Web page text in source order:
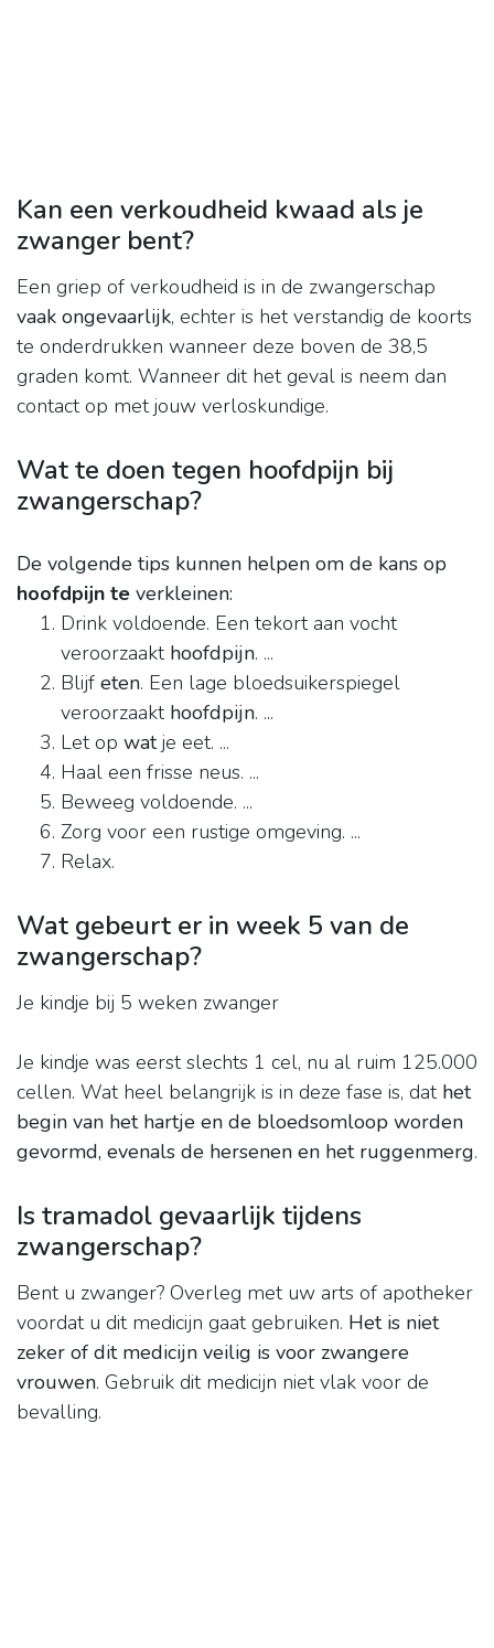
Kan een verkoudheid kwaad als je
zwanger bent?
Een griep of verkoudheid is in de zwangerschap
vaak ongevaarlijk, echter is het verstandig de koorts
te onderdrukken wanneer deze boven de 38,5
graden komt. Wanneer dit het geval is neem dan
contact op met jouw verloskundige.
Wat te doen tegen hoofdpijn bij
zwangerschap?
De volgende tips kunnen helpen om de kans op
hoofdpijn te verkleinen:
Drink voldoende. Een tekort aan vocht
veroorzaakt hoofdpijn. ...
Blijf eten. Een lage bloedsuikerspiegel
veroorzaakt hoofdpijn. ...
Let op watje eet. ...
Haal een frisse neus. ...
Beweeg voldoende. ...
Zorg voor een rustige omgeving. ...
Relax.
Wat gebeurt er in week 5 van de
zwangerschap?
Je kindje bij 5 weken zwanger
Je kindje was eerst slechts 1 cel, nu al ruim 125.000
cellen. Wat heel belangrijk is in deze fase is, dat het
begin van het hartje en de bloedsomloop worden
gevormd, evenals de hersenen en het ruggenmerg.
Is tramadol gevaarlijk tijdens
zwangerschap?
Bent u zwanger? Overleg met uw arts of apotheker
voordat u dit medicijn gaat gebruiken. Het is niet
zeker of dit medicijn veilig is voor zwangere
vrouwen. Gebruik dit medicijn niet vlak voor de
bevalling.